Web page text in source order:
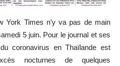
York Times n’y va pas de main
5 juin. Pour le journal et ses
coronavirus en Thaïlande est
nocturnes de quelques